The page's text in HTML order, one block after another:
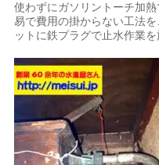
使わずにガソリントーチ加
易で費用の掛からない工法
ットに鉄プラグで止水作業を